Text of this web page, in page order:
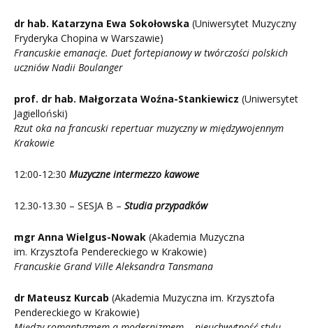
dr hab. Katarzyna Ewa Sokołowska (Uniwersytet Muzyczny
Fryderyka Chopina w Warszawie)
Francuskie emanacje. Duet fortepianowy w twórczości polskich
uczniów Nadii Boulanger
prof. dr hab. Małgorzata Woźna-Stankiewicz (Uniwersytet
Jagielloński)
Rzut oka na francuski repertuar muzyczny w międzywojennym
Krakowie
12:00-12:30 Muzyczne intermezzo kawowe
12.30-13.30 – SESJA B – Studia przypadków
mgr Anna Wielgus-Nowak (Akademia Muzyczna
im. Krzysztofa Pendereckiego w Krakowie)
Francuskie Grand Ville Aleksandra Tansmana
dr Mateusz Kurcab (Akademia Muzyczna im. Krzysztofa
Pendereckiego w Krakowie)